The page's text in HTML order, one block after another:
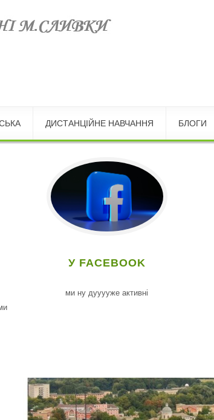
ДИСТАНЦІЙНЕ НАВЧАННЯ БЛОГИ
У FACEBOOK
ми ну дууууже активні